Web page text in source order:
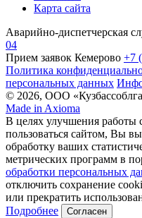
Карта сайта
Аварийно-диспетчерская
04
Прием заявок Кемерово +7
Политика
персональных данных
© 2026, ООО
Made in Axioma
В целях улучшения работы
пользоваться сайтом, Вы
обработку ваших
метрических программ в
обработки персональных
отключить сохранение
или прекратить
Подробнее
Согласен